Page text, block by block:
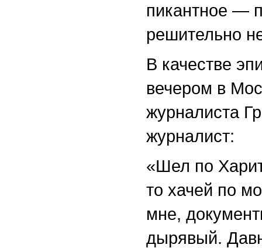
пикантное —
решительно
В качестве
вечером в
журналиста
журналист:
«Шел по
то хачей по
мне,
дырявый.